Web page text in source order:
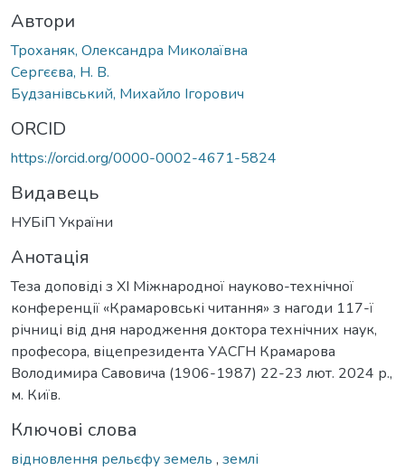
Автори
Троханяк, Олександра Миколаївна
Сергєєва, Н. В.
Будзанівський, Михайло Ігорович
ORCID
https://orcid.org/0000-0002-4671-5824
Видавець
НУБіП України
Анотація
Теза доповіді з ХІ Міжнародної науково-технічної
конференції «Крамаровські читання» з нагоди 117-ї
річниці від дня народження доктора технічних наук,
професора, віцепрезидента УАСГН Крамарова
Володимира Савовича (1906-1987) 22-23 лют. 2024 р.,
м. Київ.
Ключові слова
відновлення рельєфу земель , землі